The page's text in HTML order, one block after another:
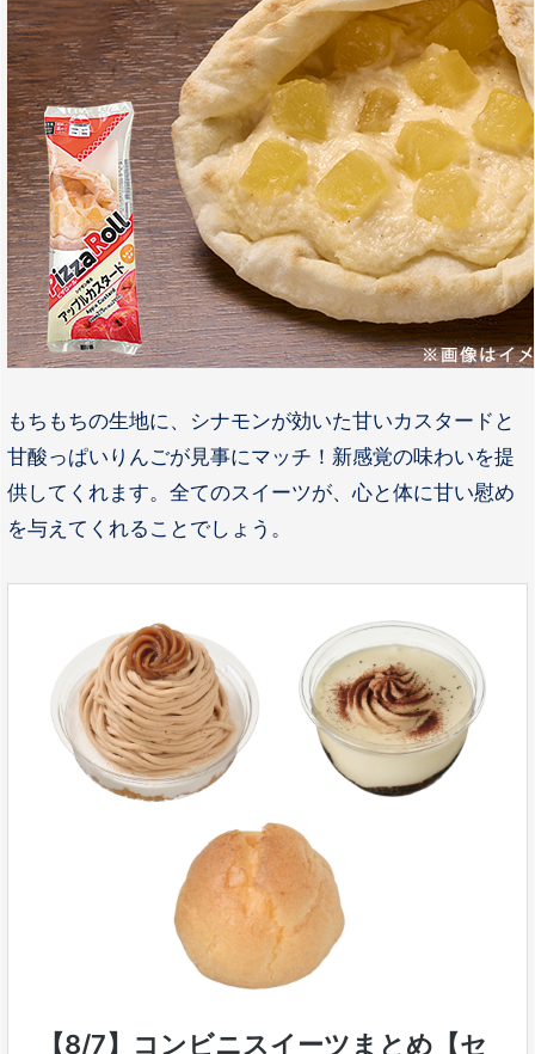
もちもちの生地に、シナモンが効いた甘いカスタードと
甘酸っぱいりんごが見事にマッチ！新感覚の味わいを提
供してくれます。全てのスイーツが、心と体に甘い慰め
を与えてくれることでしょう。